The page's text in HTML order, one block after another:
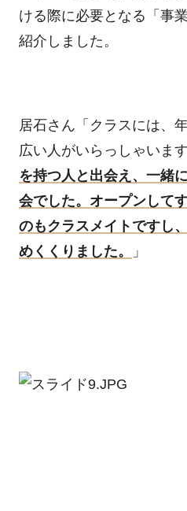
ける際に必要となる「事
紹介しました。
居石さん「クラスには、
広い人がいらっしゃいます
を持つ人と出会え、一緒
会でした。オープンして
のもクラスメイトですし
めくくりました。
」